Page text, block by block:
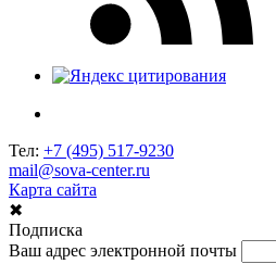
Тел: +7 (495) 517-9230
mail@sova-center.ru
Карта сайта
✖
Подписка
Ваш адрес электронной почты